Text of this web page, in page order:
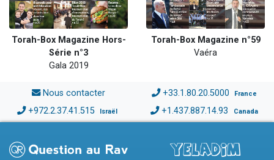
Torah-Box Magazine Hors-
Série n°3
Gala 2019
Torah-Box Magazine n°59
Vaéra
Nous contacter +33.1.80.20.5000 France
+972.2.37.41.515 Israël +1.437.887.14.93 Canada